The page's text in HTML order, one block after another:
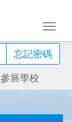
忘記密碼
參展學校